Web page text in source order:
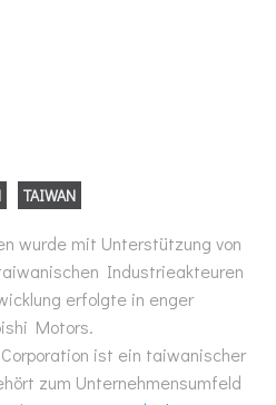
TAIWAN
wurde mit Unterstützung von
Industrieakteuren
erfolgte in enger
Motors.
ist ein taiwanischer
zum Unternehmensumfeld